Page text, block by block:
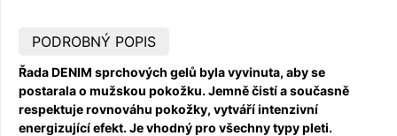
PODROBNÝ POPIS
Řada DENIM sprchových gelů byla vyvinuta, aby se
postarala o mužskou pokožku. Jemně čistí a současně
respektuje rovnováhu pokožky, vytváří intenzivní
energizující efekt. Je vhodný pro všechny typy pleti.